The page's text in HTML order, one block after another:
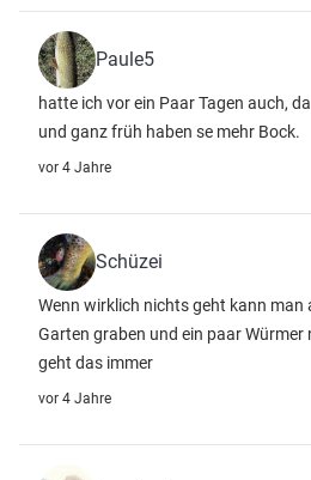
Paule5
hatte ich vor ein Paar Tagen auch,
und ganz früh haben se mehr Bock.
vor 4 Jahre
Schüzei
Wenn wirklich nichts geht kann man
Garten graben und ein paar Würmer
geht das immer
vor 4 Jahre